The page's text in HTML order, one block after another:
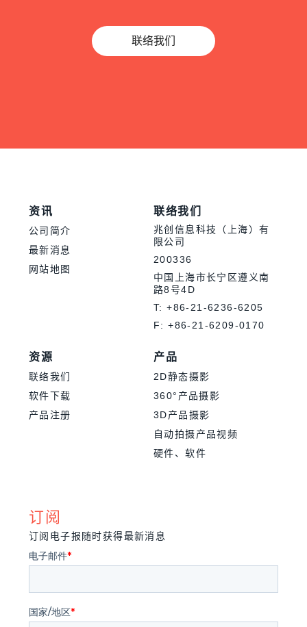
联络我们
资讯
公司简介
最新消息
网站地图
联络我们
兆创信息科技（上海）有
限公司
200336
中国上海市长宁区遵义南
路8号4D
T: +86-21-6236-6205
F: +86-21-6209-0170
资源
联络我们
软件下载
产品注册
产品
2D静态摄影
360°产品摄影
3D产品摄影
自动拍摄产品视频
硬件、软件
订阅
订阅电子报随时获得最新消息